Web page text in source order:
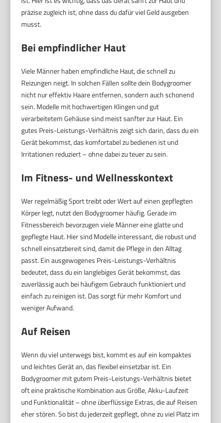
präzise zugleich ist, ohne dass du dafür viel Geld ausgeben
musst.
Bei empfindlicher Haut
Viele Männer haben empfindliche Haut, die schnell zu
Reizungen neigt. In solchen Fällen sollte dein Bodygroomer
nicht nur effektiv Haare entfernen, sondern auch schonend
sein. Modelle mit hochwertigen Klingen und gut
verarbeitetem Gehäuse sind meist sanfter zur Haut. Ein
gutes Preis-Leistungs-Verhältnis zeigt sich darin, dass du ein
Gerät bekommst, das komfortabel zu bedienen ist und
Irritationen reduziert – ohne dabei zu teuer zu sein.
Im Fitness- und Wellnesskontext
Wer regelmäßig Sport treibt oder Wert auf einen gepflegten
Körper legt, nutzt den Bodygroomer häufig. Gerade im
Fitnessbereich bevorzugen viele Männer eine glatte und
gepflegte Haut. Hier sind Modelle interessant, die robust und
schnell einsatzbereit sind, damit die Pflege in den Alltag
passt. Ein ausgewogenes Preis-Leistungs-Verhältnis
bedeutet, dass du ein langlebiges Gerät bekommst, das
zuverlässig auch bei häufigem Gebrauch funktioniert und
einfach zu reinigen ist. Das sorgt für mehr Komfort und
weniger Aufwand.
Auf Reisen
Wenn du viel unterwegs bist, kommt es auf ein kompaktes
und leichtes Gerät an, das flexibel einsetzbar ist. Ein
Bodygroomer mit gutem Preis-Leistungs-Verhältnis bietet
oft eine praktische Kombination aus Größe, Akku-Laufzeit
und Funktionalität – ohne überflüssige Extras, die auf Reisen
eher stören. So bist du jederzeit gepflegt, ohne zu viel Platz im